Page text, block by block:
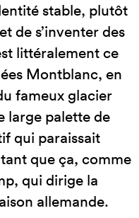
stable, plutôt
de s’inventer des
littéralement ce
Montblanc, en
fameux glacier
large palette de
qui paraissait
que ça, comme
qui dirige la
allemande.